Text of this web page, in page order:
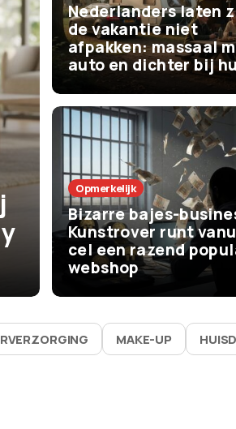
Het Leven
De beste
vaak bijna
waarom ze
Nederlanders laten
de vakantie niet
afpakken: massaal
auto en dichter bij
Opmerkelijk
Bizarre bajes-
Kunstrover runt
cel een razend
webshop
MAKE-UP